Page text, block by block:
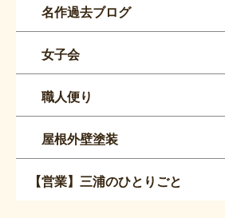
名作過去ブログ
女子会
職人便り
屋根外壁塗装
【営業】三浦のひとりごと